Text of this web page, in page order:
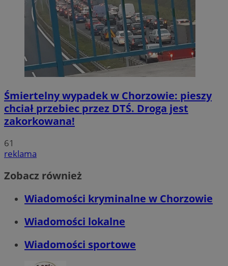
Śmiertelny wypadek w Chorzowie: pieszy
chciał przebiec przez DTŚ. Droga jest
zakorkowana!
61
reklama
Zobacz również
Wiadomości kryminalne w Chorzowie
Wiadomości lokalne
Wiadomości sportowe